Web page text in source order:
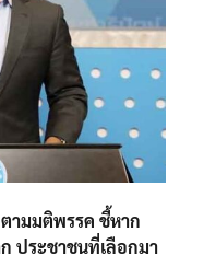
ามมติพรรค ชี้หาก
ประชาชนที่เลือกมา